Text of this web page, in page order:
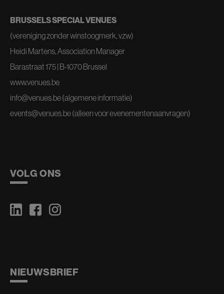
BRUSSELS SPECIAL VENUES
(vereniging zonder winstoogmerk, vzw)
Heidi Martens, Association Manager
Barastraat 175 | B-1070 Brussel
www.venues.be
info@venues.be(algemene informatie)
events@venues.be(alleen voor evenementenaanvragen)
VOLG ONS
NIEUWSBRIEF